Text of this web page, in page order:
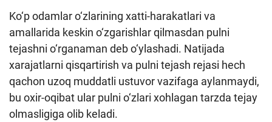
Ko‘p odamlar o‘zlarining xatti-harakatlari va
amallarida keskin o‘zgarishlar qilmasdan pulni
tejashni o‘rganaman deb o‘ylashadi. Natijada
xarajatlarni qisqartirish va pulni tejash rejasi hech
qachon uzoq muddatli ustuvor vazifaga aylanmaydi,
bu oxir-oqibat ular pulni o‘zlari xohlagan tarzda tejay
olmasligiga olib keladi.